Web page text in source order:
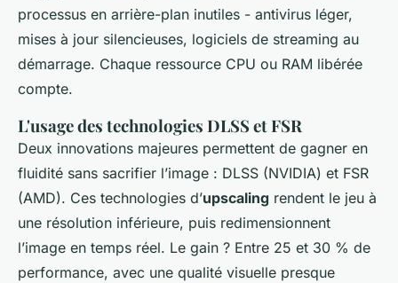
processus en arrière-plan inutiles - antivirus léger,
mises à jour silencieuses, logiciels de streaming au
démarrage. Chaque ressource CPU ou RAM libérée
compte.
L'usage des technologies DLSS et FSR
Deux innovations majeures permettent de gagner en
fluidité sans sacrifier l’image : DLSS (NVIDIA) et FSR
(AMD). Ces technologies d’upscaling rendent le jeu à
une résolution inférieure, puis redimensionnent
l’image en temps réel. Le gain ? Entre 25 et 30 % de
performance, avec une qualité visuelle presque